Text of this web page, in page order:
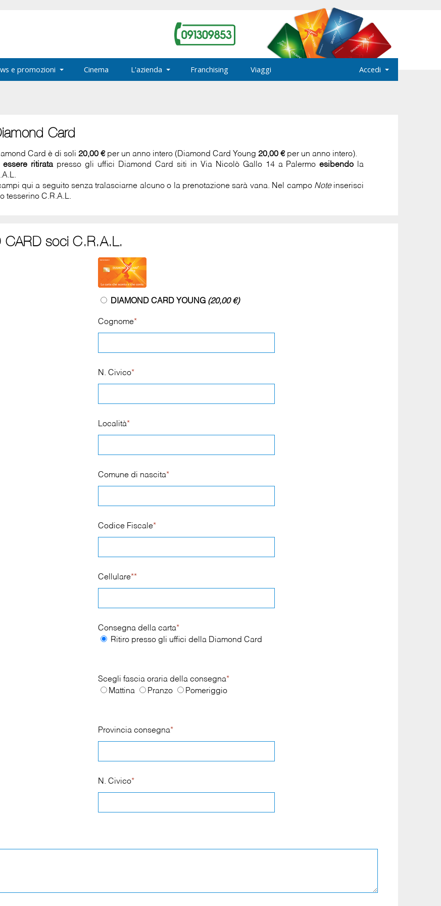
e promozioni Cinema L'azienda Franchising Viaggi Accedi
Card
Card è di soli20,00 €per un anno intero (Diamond Card Young20,00 €per un anno intero).
essere ritiratapresso gli uffici Diamond Card siti in Via Nicolò Gallo 14 a Palermoesibendo la
qui a seguito senza tralasciarne alcuno o la prenotazione sarà vana. Nel campo Noteinserisci
tesserino C.R.A.L.
CARD soci C.R.A.L.
DIAMOND CARD YOUNG (20,00 €)
Cognome*
N. Civico*
Località*
Comune di nascita*
Codice Fiscale*
Cellulare**
Consegna della carta*
Ritiro presso gli uffici della Diamond Card
Scegli fascia oraria della consegna*
Mattina
Pranzo Pomeriggio
Provincia consegna*
N. Civico*